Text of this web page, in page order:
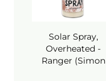
Solar Spray,
Overheated -
Ranger (Simon